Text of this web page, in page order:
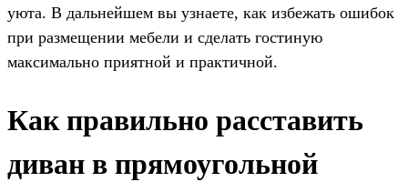
уюта. В дальнейшем вы узнаете, как избежать ошибок
при размещении мебели и сделать гостиную
максимально приятной и практичной.
Как правильно расставить
диван в прямоугольной